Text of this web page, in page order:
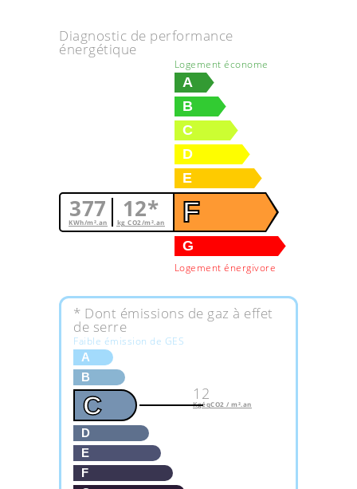
Diagnostic de performance
énergétique
377
KWh/m².an 12*
kg CO2/m².an
Logement économe
A
B
C
D
E
F
G
Logement énergivore
* Dont émissions de gaz à effet
de serre
Faible émission de GES
A
B
C
D
E
F
12
KgéqCO2 / m².an